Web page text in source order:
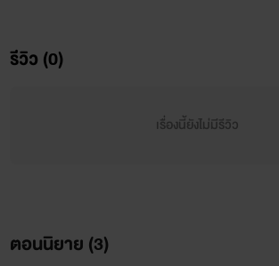
คำแนะนำ
รีวิว (0)
เรื่องนี้ยังไม่มีรีวิว
ตอนนิยาย (3)